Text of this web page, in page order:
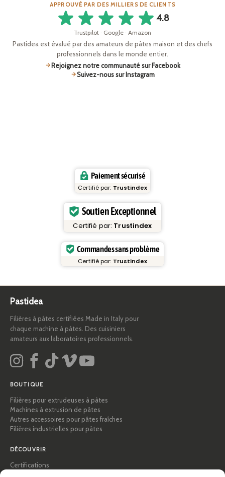
APPROUVÉ PAR DES MILLIERS DE CLIENTS
4.8
Trustpilot · Google · Amazon
Pastidea est évalué par des amateurs de pâtes maison et des chefs
professionnels dans le monde entier.
Rejoignez notre communauté sur Facebook
Suivez-nous sur Instagram
Paiement sécurisé
Certifié par: Trustindex
Soutien Exceptionnel
Certifié par: Trustindex
Commandes sans problème
Certifié par: Trustindex
Pastidea
Filières à pâtes certifiées Made in Italy pour
chaque machine à pâtes. Des cuisiniers
amateurs aux laboratoires professionnels.
BOUTIQUE
Filières pour extrudeuses à pâtes
Machines à extrusion de pâtes
Autres accessoires pour pâtes fraîches
Filières industrielles pour pâtes
DÉCOUVRIR
Certifications